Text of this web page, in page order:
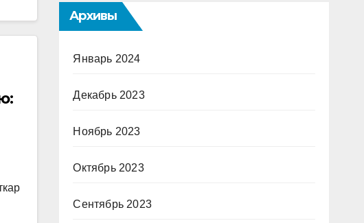
Архивы
Январь 2024
Декабрь 2023
Ноябрь 2023
Октябрь 2023
Сентябрь 2023